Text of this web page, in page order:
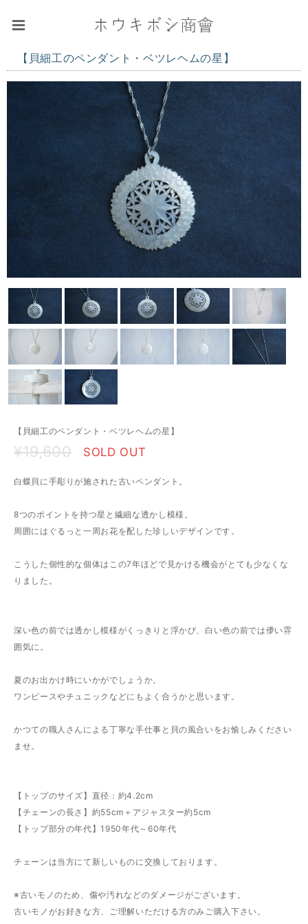
【貝細工のペンダント・ベツレヘムの星】
【貝細工のペンダント・ベツレヘムの星】
¥19,600 SOLD OUT
白蝶貝に手彫りが施された古いペンダント。
8つのポイントを持つ星と繊細な透かし模様。
周囲にはぐるっと一周お花を配した珍しいデザインです。
こうした個性的な個体はこの7年ほどで見かける機会がとても少なくな
りました。
深い色の前では透かし模様がくっきりと浮かび、白い色の前では儚い雰
囲気に。
夏のお出かけ時にいかがでしょうか。
ワンピースやチュニックなどにもよく合うかと思います。
かつての職人さんによる丁寧な手仕事と貝の風合いをお愉しみください
ませ。
【トップのサイズ】直径：約4.2cm
【チェーンの長さ】約55cm＋アジャスター約5cm
【トップ部分の年代】1950年代～60年代
チェーンは当方にて新しいものに交換しております。
※古いモノのため、傷や汚れなどのダメージがございます。
古いモノがお好きな方、ご理解いただける方のみご購入下さい。